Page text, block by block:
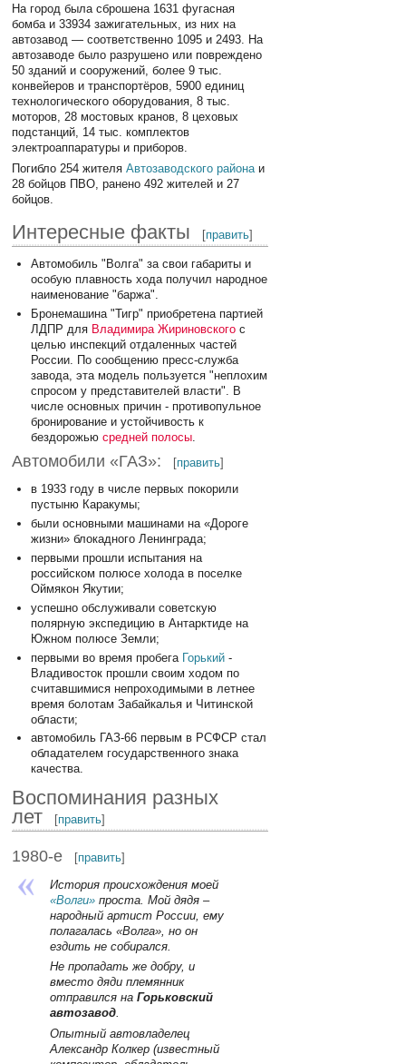
На город была сброшена 1631 фугасная
бомба и 33934 зажигательных, из них на
автозавод — соответственно 1095 и 2493. На
автозаводе было разрушено или повреждено
50 зданий и сооружений, более 9 тыс.
конвейеров и транспортёров, 5900 единиц
технологического оборудования, 8 тыс.
моторов, 28 мостовых кранов, 8 цеховых
подстанций, 14 тыс. комплектов
электроаппаратуры и приборов.
Погибло 254 жителяАвтозаводского районаи
28 бойцов ПВО, ранено 492 жителей и 27
бойцов.
Интересные факты [править]
Автомобиль "Волга" за свои габариты и
особую плавность хода получил народное
наименование "баржа".
Бронемашина "Тигр" приобретена партией
ЛДПР для Владимира Жириновскогос
целью инспекций отдаленных частей
России. По сообщению пресс-служба
завода, эта модель пользуется "неплохим
спросом у представителей власти". В
числе основных причин - противопульное
бронирование и устойчивость к
бездорожью средней полосы.
Автомобили «ГАЗ»: [править]
в 1933 году в числе первых покорили
пустыню Каракумы;
были основными машинами на «Дороге
жизни» блокадного Ленинграда;
первыми прошли испытания на
российском полюсе холода в поселке
Оймякон Якутии;
успешно обслуживали советскую
полярную экспедицию в Антарктиде на
Южном полюсе Земли;
первыми во время пробега Горький-
Владивосток прошли своим ходом по
считавшимися непроходимыми в летнее
время болотам Забайкалья и Читинской
области;
автомобиль ГАЗ-66 первым в РСФСР стал
обладателем государственного знака
качества.
Воспоминания разных
лет
[править]
1980-е [править]
История происхождения моей
«Волги» проста. Мой дядя –
народный артист России, ему
полагалась «Волга», но он
ездить не собирался.
Не пропадать же добру, и
вместо дяди племянник
отправился наГорьковский
автозавод
Опытный автовладелец
Александр Колкер (известный